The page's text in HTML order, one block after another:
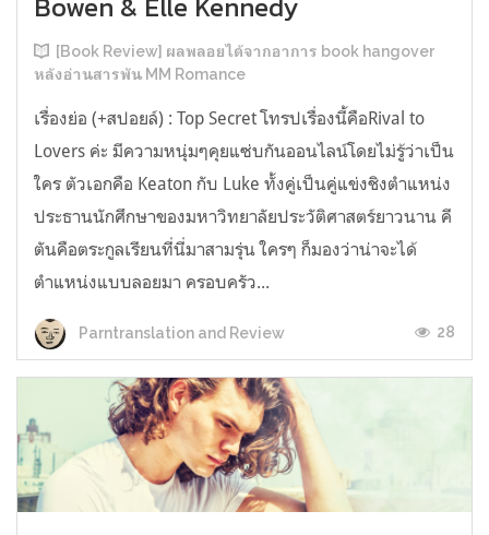
[Book Review] ผลพลอยได้จากอาการ book hangover
หลังอ่านสารพัน MM Romance
เรื่องย่อ (+สปอยล์) : Top Secret โทรปเรื่องนี้คือRival to
Lovers ค่ะ มีความหนุ่มๆคุยแซ่บกันออนไลน์โดยไม่รู้ว่าเป็น
ใคร ตัวเอกคือ Keaton กับ Luke ทั้งคู่เป็นคู่แข่งชิงตำแหน่ง
ประธานนักศึกษาของมหาวิทยาลัยประวัติศาสตร์ยาวนาน คี
ตันคือตระกูลเรียนที่นี่มาสามรุ่น ใครๆ ก็มองว่าน่าจะได้
ตำแหน่งแบบลอยมา ครอบครัว...
Parntranslation and Review 28